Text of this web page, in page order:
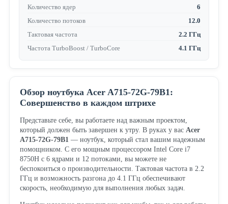
Количество ядер
6
Количество потоков
12.0
Тактовая частота
2.2 ГГц
Частота TurboBoost / TurboCore
4.1 ГГц
Обзор ноутбука Acer A715-72G-79B1:
Совершенство в каждом штрихе
Представьте себе, вы работаете над важным проектом,
который должен быть завершен к утру. В руках у вас Acer
A715-72G-79B1— ноутбук, который стал вашим надежным
помощником. С его мощным процессором Intel Core i7
8750H с 6 ядрами и 12 потоками, вы можете не
беспокоиться о производительности. Тактовая частота в 2.2
ГГц и возможность разгона до 4.1 ГГц обеспечивают
скорость, необходимую для выполнения любых задач.